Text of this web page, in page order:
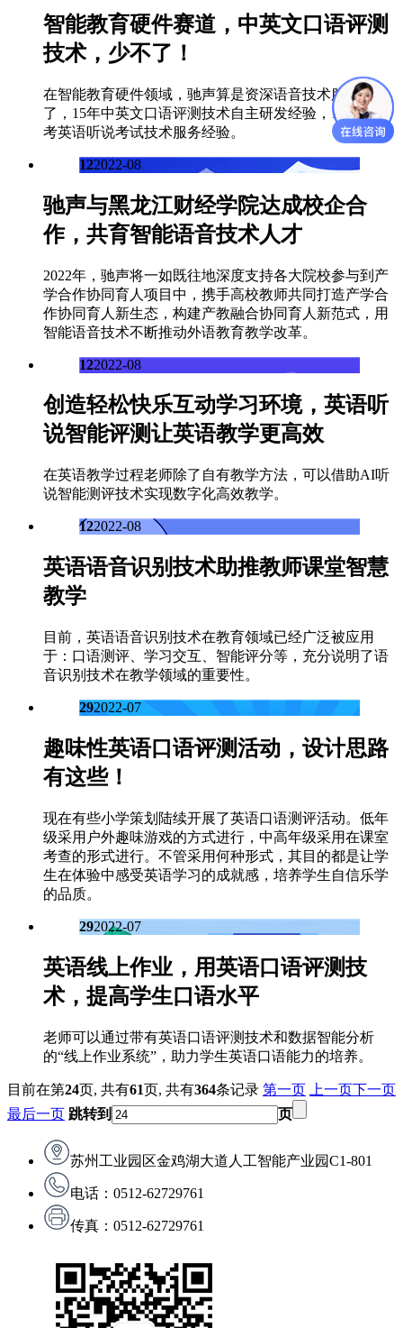
智能教育硬件赛道，中英文口语评测
技术，少不了！
在智能教育硬件领域，驰声算是资深语音技术服务商
了，15年中英文口语评测技术自主研发经验，10年中高
考英语听说考试技术服务经验。
122022-08
驰声与黑龙江财经学院达成校企合
作，共育智能语音技术人才
2022年，驰声将一如既往地深度支持各大院校参与到产
学合作协同育人项目中，携手高校教师共同打造产学合
作协同育人新生态，构建产教融合协同育人新范式，用
智能语音技术不断推动外语教育教学改革。
122022-08
创造轻松快乐互动学习环境，英语听
说智能评测让英语教学更高效
在英语教学过程老师除了自有教学方法，可以借助AI听
说智能测评技术实现数字化高效教学。
122022-08
英语语音识别技术助推教师课堂智慧
教学
目前，英语语音识别技术在教育领域已经广泛被应用
于：口语测评、学习交互、智能评分等，充分说明了语
音识别技术在教学领域的重要性。
292022-07
趣味性英语口语评测活动，设计思路
有这些！
现在有些小学策划陆续开展了英语口语测评活动。低年
级采用户外趣味游戏的方式进行，中高年级采用在课室
考查的形式进行。不管采用何种形式，其目的都是让学
生在体验中感受英语学习的成就感，培养学生自信乐学
的品质。
292022-07
英语线上作业，用英语口语评测技
术，提高学生口语水平
老师可以通过带有英语口语评测技术和数据智能分析
的“线上作业系统”，助力学生英语口语能力的培养。
目前在第24页, 共有61页, 共有364条记录 第一页 上一页下一页
最后一页 跳转到 页
苏州工业园区金鸡湖大道人工智能产业园C1-801
电话：0512-62729761
传真：0512-62729761